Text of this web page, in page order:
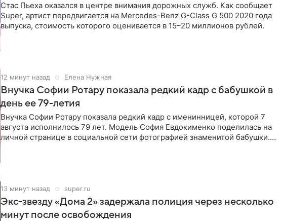
Стас Пьеха оказался в центре внимания дорожных служб. Как сообщает
Super, артист передвигается на Mercedes-Benz G-Class G 500 2020 года
выпуска, стоимость которого оценивается в 15–20 миллионов рублей.
12 минут назад Елена Нужная
Внучка Софии Ротару показала редкий кадр с бабушкой в
день ее 79-летия
Внучка Софии Ротару показала редкий кадр с именинницей, которой 7
августа исполнилось 79 лет. Модель София Евдокименко поделилась на
личной странице в социальной сети фотографией знаменитой бабушки.
13 минут назад super.ru
Экс‑звезду «Дома 2» задержала полиция через несколько
минут после освобождения